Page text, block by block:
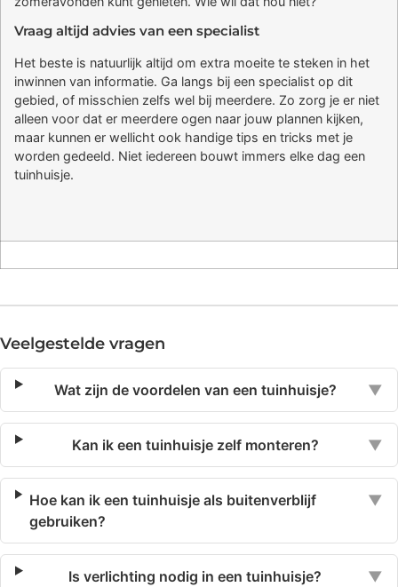
Vraag altijd advies van een specialist
Het beste is natuurlijk altijd om extra moeite te steken in het
inwinnen van informatie. Ga langs bij een specialist op dit
gebied, of misschien zelfs wel bij meerdere. Zo zorg je er niet
alleen voor dat er meerdere ogen naar jouw plannen kijken,
maar kunnen er wellicht ook handige tips en tricks met je
worden gedeeld. Niet iedereen bouwt immers elke dag een
tuinhuisje.
Veelgestelde vragen
Wat zijn de voordelen van een tuinhuisje? ▼
Kan ik een tuinhuisje zelf monteren? ▼
Hoe kan ik een tuinhuisje als buitenverblijf
gebruiken?
▼
Is verlichting nodig in een tuinhuisje? ▼